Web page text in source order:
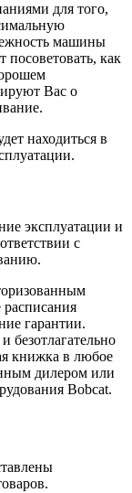
для того,
машины
посоветовать, как
Вас о
находиться в
эксплуатации и
с
гарантии.
безотлагательно
книжка в любое
дилером или
Bobcat.